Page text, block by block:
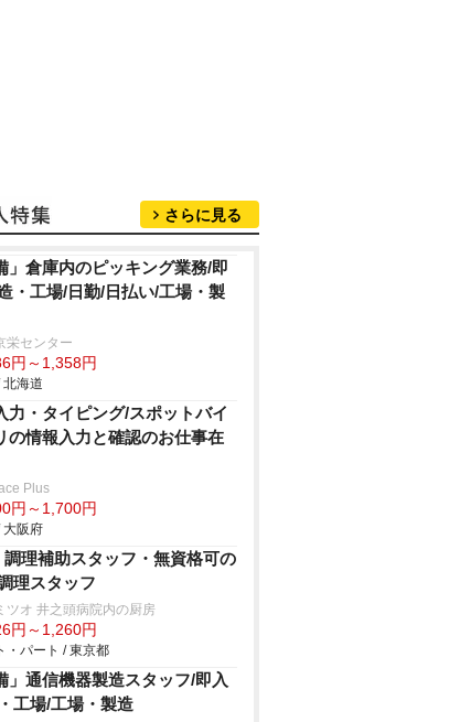
さらに見る
」倉庫内のピッキング業務/即
・工場/日勤/日払い/工場・製
栄センター
円～1,358円
北海道
力・タイピング/スポットバイ
の情報入力と確認のお仕事在
Plus
円～1,700円
大阪府
調理補助スタッフ・無資格可の
理スタッフ
ツオ 井之頭病院内の厨房
円～1,260円
・パート / 東京都
」通信機器製造スタッフ/即入
工場/工場・製造